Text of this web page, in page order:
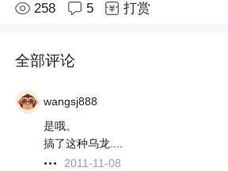
258 5 打赏
全部评论
wangsj888
是哦。
搞了这种乌龙....
2011-11-08